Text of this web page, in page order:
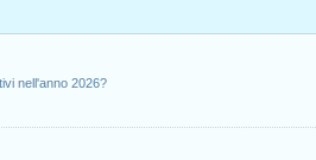
nell'anno 2026?